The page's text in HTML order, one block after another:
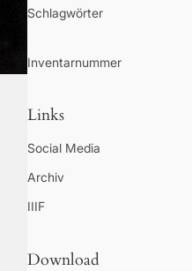
Schlagwörter
Inventarnummer
Links
Social Media
Archiv
IIIF
Download